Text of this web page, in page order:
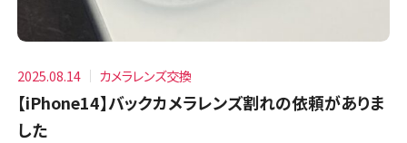
2025.08.14 カメラレンズ交換
【iPhone14】バックカメラレンズ割れの依頼がありま
した